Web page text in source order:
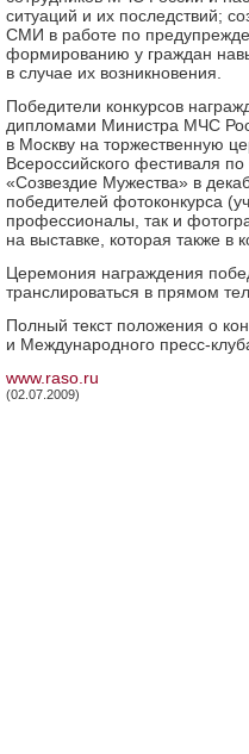
ситуаций и их последствий;
СМИ в работе по
формированию у граждан
в случае их возникновения.
Победители конкурсов
дипломами Министра МЧС
в Москву на торжественную
Всероссийского фестиваля
«Созвездие Мужества» в
победителей фотоконкурса
профессионалы, так и
на выставке, которая также в
Церемония награждения
транслироваться в прямом
Полный текст положения о
и Международного пресс-
www.raso.ru
(02.07.2009)